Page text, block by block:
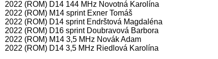
2022 (ROM) D14 144 MHz Novotná Karolína
2022 (ROM) M14 sprint Exner Tomáš
2022 (ROM) D14 sprint Endrštová Magdaléna
2022 (ROM) D16 sprint Doubravová Barbora
2022 (ROM) M14 3,5 MHz Novák Adam
2022 (ROM) D14 3,5 MHz Riedlová Karolína